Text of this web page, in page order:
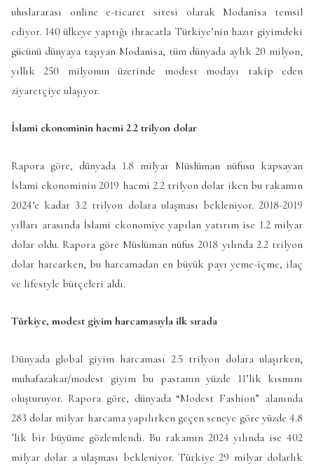
uluslararası online e-ticaret sitesi olarak Modanisa temsil
ediyor. 140 ülkeye yaptığı ihracatla Türkiye’nin hazır giyimdeki
gücünü dünyaya taşıyan Modanisa, tüm dünyada aylık 20 milyon,
yıllık 250 milyonun üzerinde modest modayı takip eden
ziyaretçiye ulaşıyor.
İslami ekonominin hacmi 2.2 trilyon dolar
Rapora göre, dünyada 1.8 milyar Müslüman nüfusu kapsayan
İslami ekonominin 2019 hacmi 2.2 trilyon dolar iken bu rakamın
2024’e kadar 3.2 trilyon dolara ulaşması bekleniyor. 2018-2019
yılları arasında İslami ekonomiye yapılan yatırım ise 1.2 milyar
dolar oldu. Rapora göre Müslüman nüfus 2018 yılında 2.2 trilyon
dolar harcarken, bu harcamadan en büyük payı yeme-içme, ilaç
ve lifestyle bütçeleri aldı.
Türkiye, modest giyim harcamasıyla ilk sırada
Dünyada global giyim harcaması 2.5 trilyon dolara ulaşırken,
muhafazakar/modest giyim bu pastanın yüzde 11’lik kısmını
oluşturuyor. Rapora göre, dünyada “Modest Fashion” alanında
283 dolar milyar harcama yapılırken geçen seneye göre yüzde 4.8
’lik bir büyüme gözlemlendi. Bu rakamın 2024 yılında ise 402
milyar dolar a ulaşması bekleniyor. Türkiye 29 milyar dolarlık